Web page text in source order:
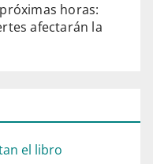
horas:
afectarán la
el libro